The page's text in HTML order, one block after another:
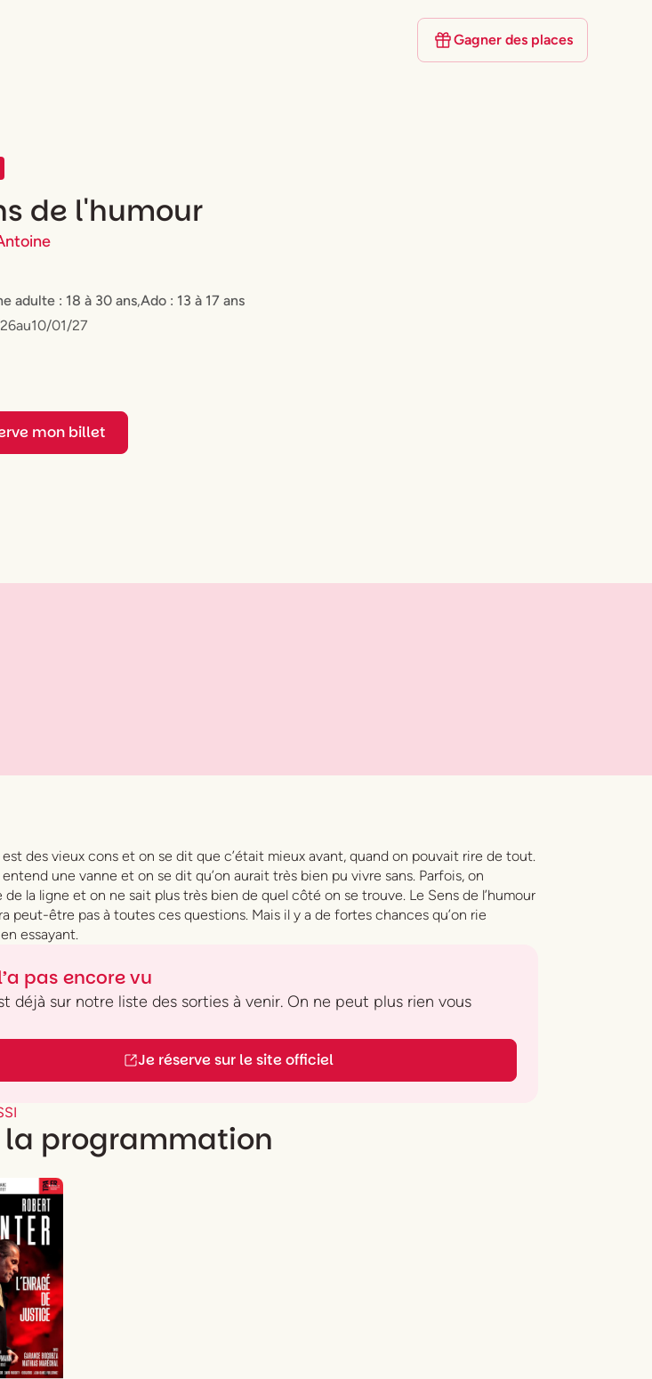
Gagner des places
de l'humour
adulte : 18 à 30 ans,Ado : 13 à 17 ans
26au10/01/27
mon billet
est des vieux cons et on se dit que c’était mieux avant, quand on pouvait rire de tout.
entend une vanne et on se dit qu’on aurait très bien pu vivre sans. Parfois, on
de la ligne et on ne sait plus très bien de quel côté on se trouve. Le Sens de l’humour
peut-être pas à toutes ces questions. Mais il y a de fortes chances qu’on rie
essayant.
pas encore vu
déjà sur notre liste des sorties à venir. On ne peut plus rien vous
Je réserve sur le site officiel
la programmation